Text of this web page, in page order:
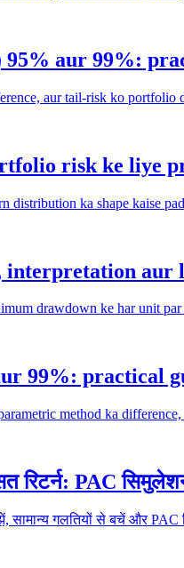
aur 99%:
aur tail-risk ko portfolio
risk ke liye
distribution ka shape kaise
interpretation aur
drawdown ke har unit
99%: practical
method ka
रिटर्न: PAC
गलतियों से बचें और PAC